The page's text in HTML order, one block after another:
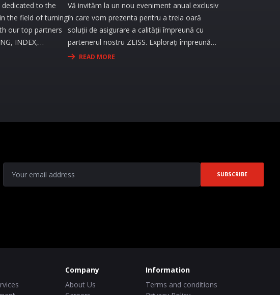
to the
the field of turning
our top partners
INDEX,
you will explore
Vă invităm la un nou eveniment anual exclusiv
în care vom prezenta pentru a treia oară
soluții de asigurare a calității împreună cu
partenerul nostru ZEISS. Explorați împreună
cu noi lumea metrologiei industriale ZEISS..
READ MORE
SUBSCRIBE
Company
About Us
Information
Terms and conditions